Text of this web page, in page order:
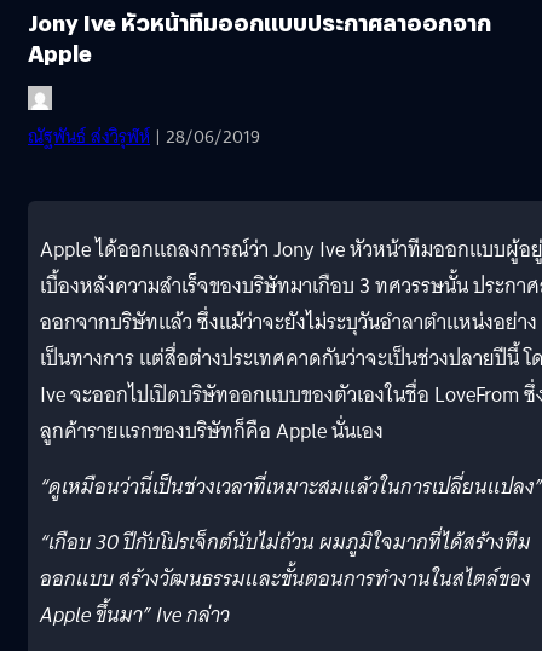
Jony Ive หัวหน้าทีมออกแบบประกาศลาออกจาก
Apple
ณัฐพันธ์ ส่งวิรุฬห์ | 28/06/2019
Apple ได้ออกแถลงการณ์ว่า Jony Ive หัวหน้าทีมออกแบบผู้อยู่
เบื้องหลังความสำเร็จของบริษัทมาเกือบ 3 ทศวรรษนั้น ประกา
ออกจากบริษัทแล้ว ซึ่งแม้ว่าจะยังไม่ระบุวันอำลาตำแหน่งอย่าง
เป็นทางการ แต่สื่อต่างประเทศคาดกันว่าจะเป็นช่วงปลายปีนี้ โ
Ive จะออกไปเปิดบริษัทออกแบบของตัวเองในชื่อ LoveFrom ซึ่
ลูกค้ารายแรกของบริษัทก็คือ Apple นั่นเอง
“ดูเหมือนว่านี่เป็นช่วงเวลาที่เหมาะสมแล้วในการเปลี่ยนแปลง”
“เกือบ 30 ปีกับโปรเจ็กต์นับไม่ถ้วน ผมภูมิใจมากที่ได้สร้างทีม
ออกแบบ สร้างวัฒนธรรมและขั้นตอนการทำงานในสไตล์ของ
Apple ขึ้นมา” Ive กล่าว